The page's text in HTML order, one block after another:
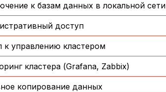
к базам данных в локальной сети
доступ
к управлению кластером
кластера (Grafana, Zabbix)
копирование данных